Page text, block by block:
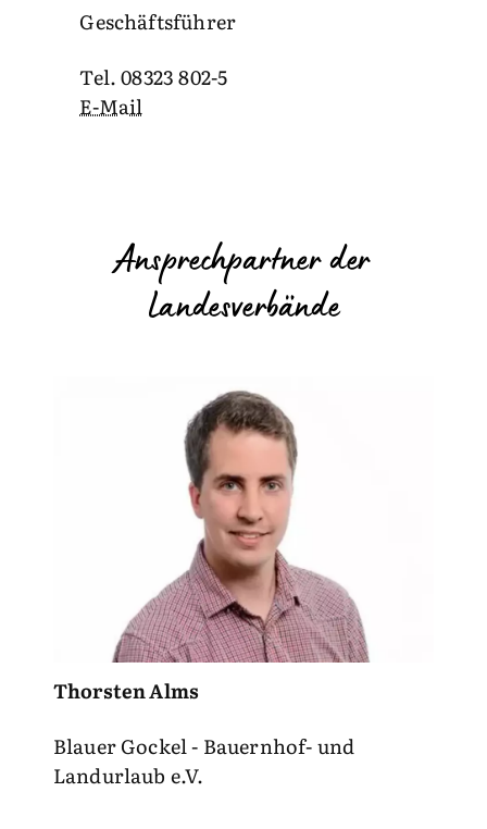
Geschäftsführer
Tel. 08323 802-5
E-Mail
Ansprechpartner der
Landesverbände
Thorsten Alms
Blauer Gockel - Bauernhof- und
Landurlaub e.V.